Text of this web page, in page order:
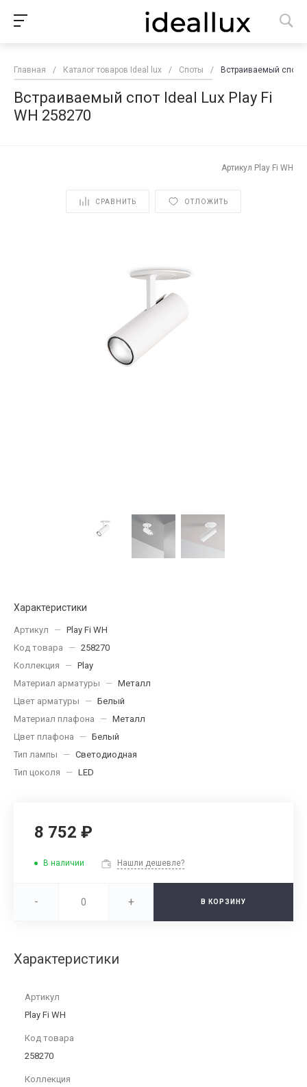
Главная / Каталог товаров Ideal lux / Споты / Встраиваемый спот
Встраиваемый спот Ideal Lux Play Fi
WH 258270
Артикул Play Fi WH
СРАВНИТЬ ОТЛОЖИТЬ
Характеристики
Артикул — Play Fi WH
Код товара
— 258270
Коллекция
— Play
Материал арматуры
— Металл
Цвет арматуры
— Белый
Материал плафона
— Металл
Цвет плафона
— Белый
Тип лампы
— Светодиодная
Тип цоколя
— LED
8 752 ₽
В наличии Нашли дешевле?
- + В КОРЗИНУ
Характеристики
Артикул
Play Fi WH
Код товара
258270
Коллекция